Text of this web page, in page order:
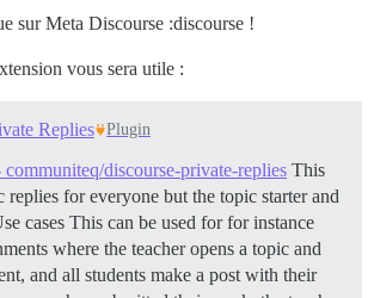
sur Meta Discourse :discourse !
vous sera utile :
Replies Plugin
discourse-private-replies This
replies for everyone but the topic starter and
cases This can be used for for instance
where the teacher opens a topic and
and all students make a post with their